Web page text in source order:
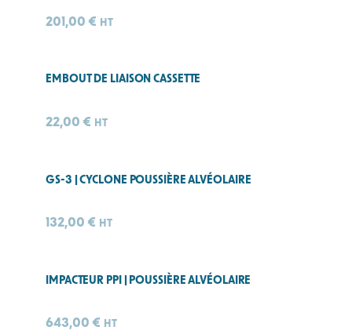
201,00 € HT
EMBOUT DE LIAISON CASSETTE
22,00 € HT
GS-3 | CYCLONE POUSSIÈRE ALVÉOLAIRE
132,00 € HT
IMPACTEUR PPI | POUSSIÈRE ALVÉOLAIRE
643,00 € HT